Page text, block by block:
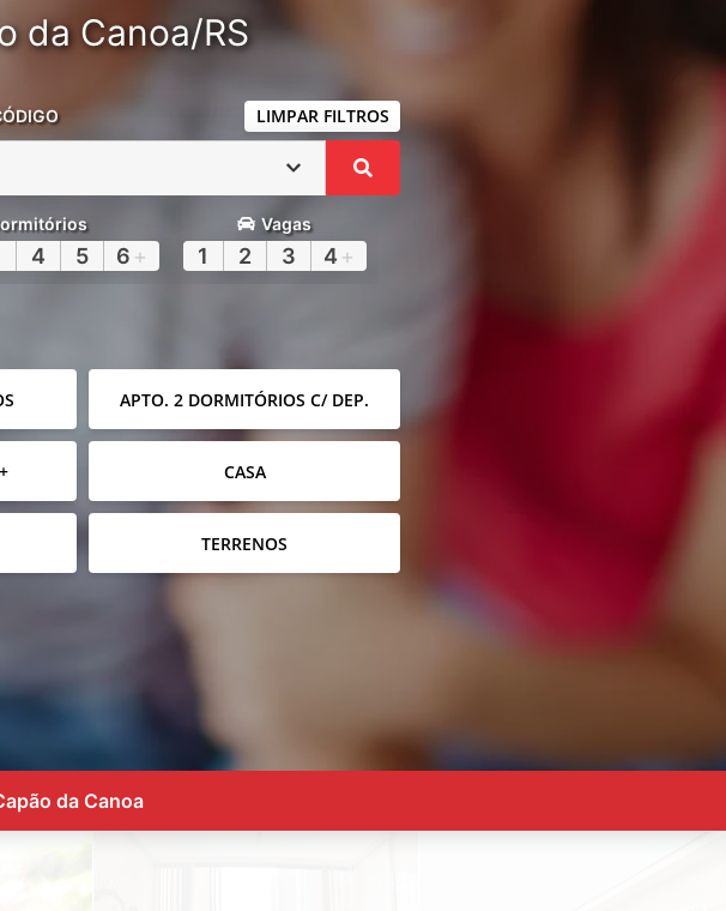
da Canoa/RS
LIMPAR FILTROS
4 5 6 +
Vagas
1 2 3 4 +
APTO. 2 DORMITÓRIOS C/ DEP.
CASA
TERRENOS
da Canoa